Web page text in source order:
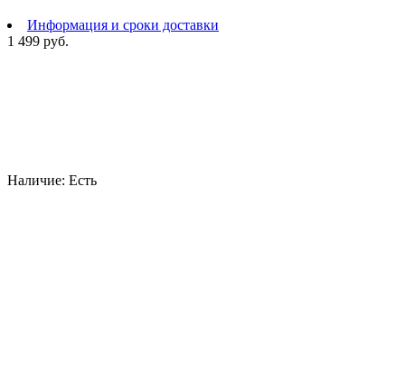
Информация и сроки доставки
1 499 руб.
Наличие: Есть